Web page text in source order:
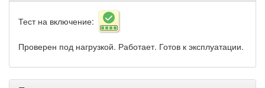
Тест на включение:
Проверен под нагрузкой. Работает. Готов к эксплуатации.